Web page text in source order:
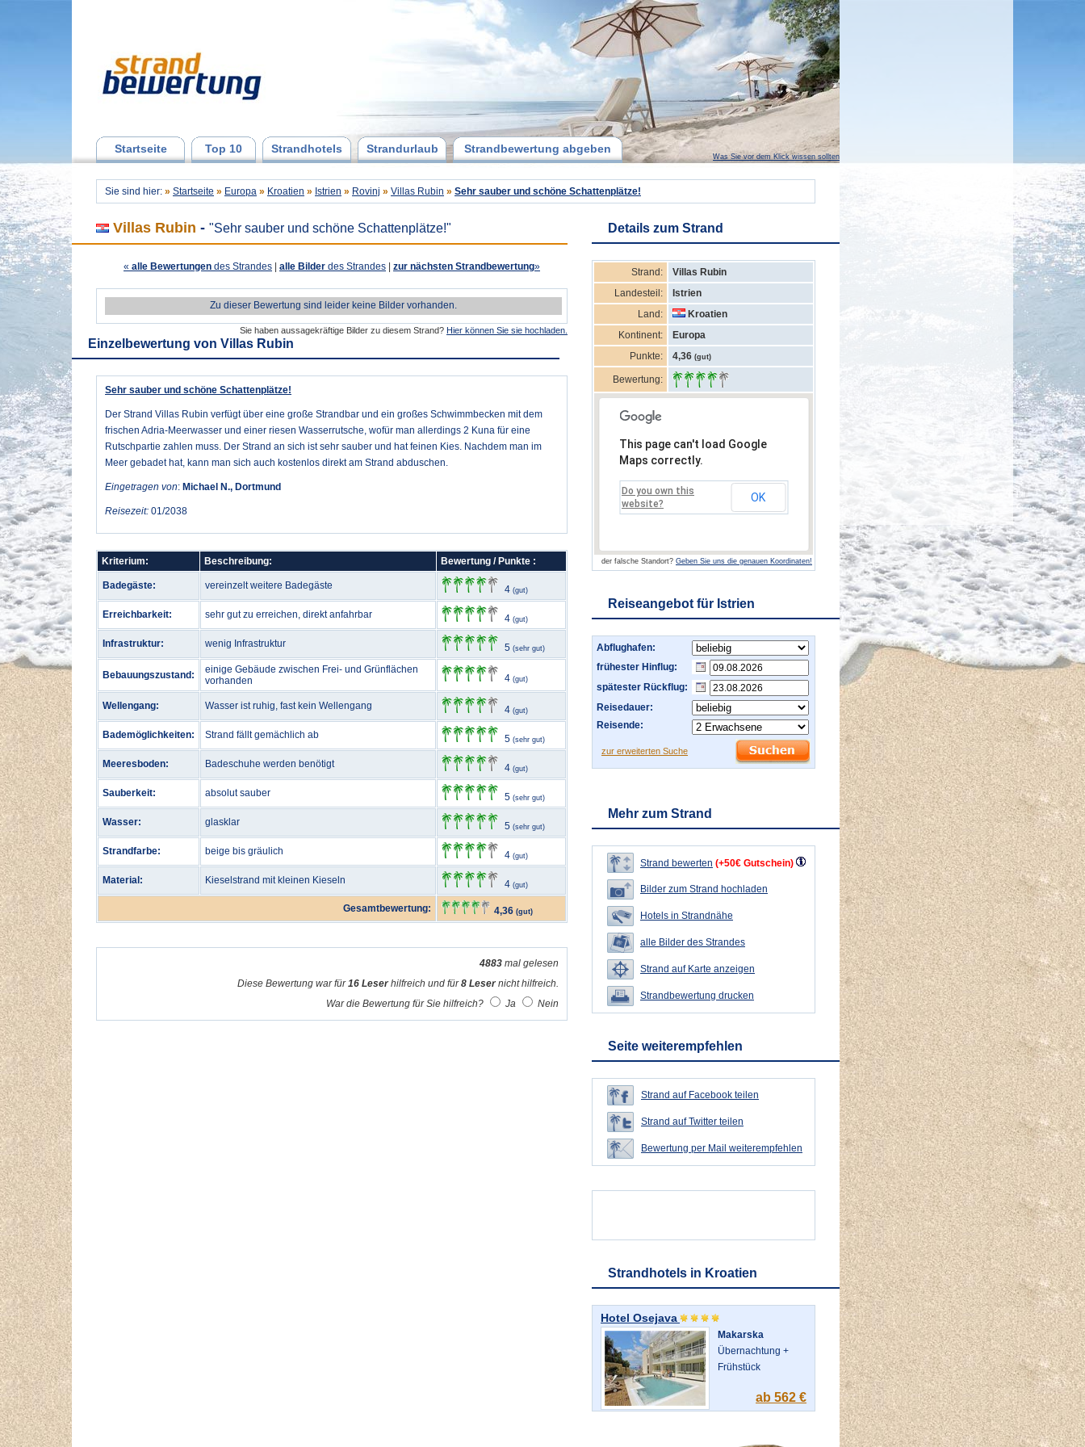
Startseite Top 10 Strandhotels Strandurlaub Strandbewertung abgeben
Was Sie vor dem Klick wissen sollten
Sie sind hier: » Startseite » Europa » Kroatien » Istrien » Rovinj » Villas Rubin » Sehr sauber und schöne Schattenplätze!
Villas Rubin - "Sehr sauber und schöne Schattenplätze!"
« alle Bewertungen des Strandes alle Bilder des Strandes zur nächsten Strandbewertung»
Zu dieser Bewertung sind leider keine Bilder vorhanden.
Sie haben aussagekräftige Bilder zu diesem Strand? Hier können Sie sie hochladen.
Einzelbewertung von Villas Rubin
Sehr sauber und schöne Schattenplätze!
Der Strand Villas Rubin verfügt über eine große Strandbar und ein großes Schwimmbecken mit dem
frischen Adria-Meerwasser und einer riesen Wasserrutsche, wofür man allerdings 2 Kuna für eine
Rutschpartie zahlen muss. Der Strand an sich ist sehr sauber und hat feinen Kies. Nachdem man im
Meer gebadet hat, kann man sich auch kostenlos direkt am Strand abduschen.
Eingetragen von: Michael N., Dortmund
Reisezeit: 01/2038
Kriterium: Beschreibung: Bewertung / Punkte :
Badegäste: vereinzelt weitere Badegäste 4 (gut)
Erreichbarkeit: sehr gut zu erreichen, direkt anfahrbar 4 (gut)
Infrastruktur: wenig Infrastruktur 5 (sehr gut)
Bebauungszustand:
einige Gebäude zwischen Frei- und Grünflächen
vorhanden
4 (gut)
Wellengang: Wasser ist ruhig, fast kein Wellengang 4 (gut)
Bademöglichkeiten: Strand fällt gemächlich ab 5 (sehr gut)
Meeresboden: Badeschuhe werden benötigt 4 (gut)
Sauberkeit: absolut sauber 5 (sehr gut)
Wasser: glasklar 5 (sehr gut)
Strandfarbe: beige bis gräulich 4 (gut)
Material: Kieselstrand mit kleinen Kieseln 4 (gut)
Gesamtbewertung: 4,36 (gut)
4883 mal gelesen
Diese Bewertung war für16 Leserhilfreich und für8 Lesernicht hilfreich.
War die Bewertung für Sie hilfreich?
Ja Nein
Details zum Strand
Strand:
Villas Rubin
Landesteil:
Istrien
Land:
Kroatien
Kontinent:
Europa
Punkte:
4,36 (gut)
Bewertung:
This page can't load Google
Maps correctly.
Do you own this
website?
OK
der falsche Standort? Geben Sie uns die genauen Koordinaten!
Reiseangebot für Istrien
Abflughafen:
frühester Hinflug:
spätester Rückflug:
Reisedauer:
Reisende:
zur erweiterten Suche
Mehr zum Strand
Strand bewerten (+50€ Gutschein)
Bilder zum Strand hochladen
Hotels in Strandnähe
alle Bilder des Strandes
Strand auf Karte anzeigen
Strandbewertung drucken
Seite weiterempfehlen
Strand auf Facebook teilen
Strand auf Twitter teilen
Bewertung per Mail weiterempfehlen
Strandhotels in Kroatien
Hotel Osejava
Makarska
Übernachtung +
Frühstück
ab 562 €